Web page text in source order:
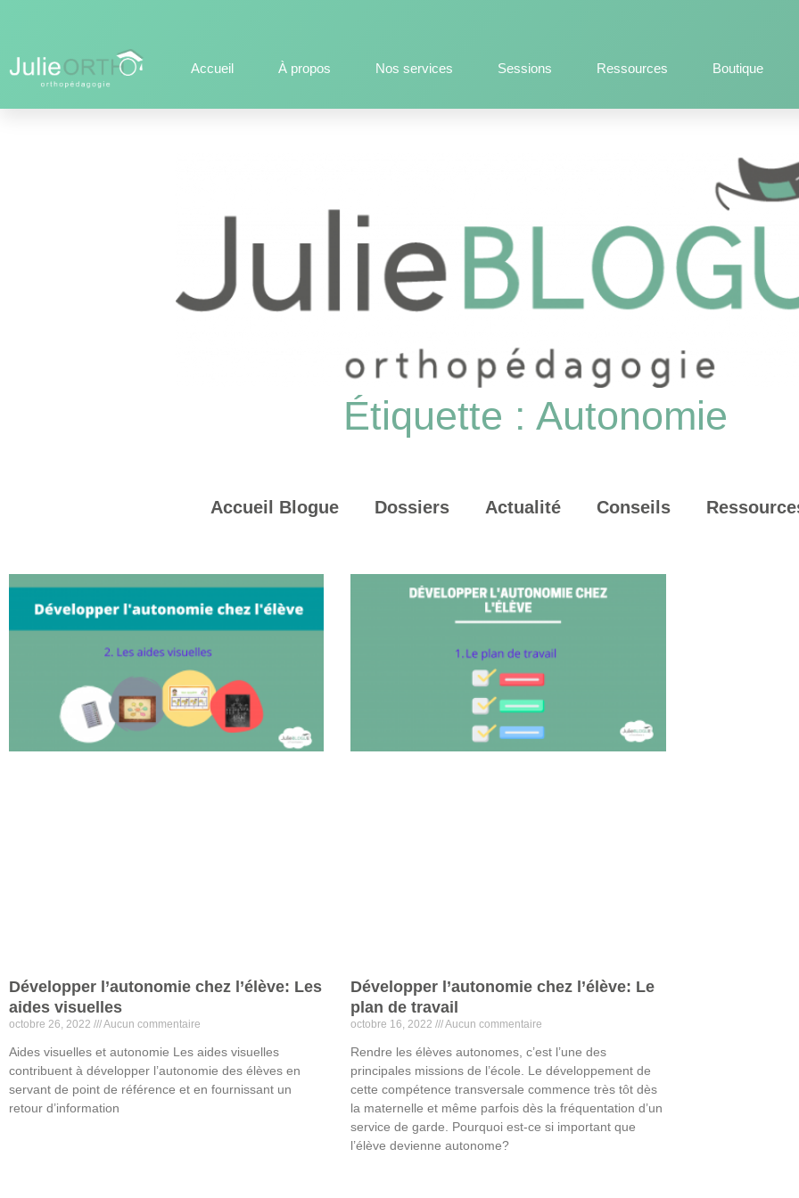
Accueil À propos Nos services Sessions Ressources Boutique
Étiquette : Autonomie
Accueil Blogue Dossiers Actualité Conseils
Développer l’autonomie chez l’élève: Les
aides visuelles
octobre 26, 2022 Aucun commentaire
Aides visuelles et autonomie Les aides visuelles
contribuent à développer l’autonomie des élèves en
servant de point de référence et en fournissant un
retour d’information
Développer l’autonomie chez l’élève: Le
plan de travail
octobre 16, 2022 Aucun commentaire
Rendre les élèves autonomes, c’est l’une des
principales missions de l’école. Le développement de
cette compétence transversale commence très tôt dès
la maternelle et même parfois dès la fréquentation d’un
service de garde. Pourquoi est-ce si important que
l’élève devienne autonome?